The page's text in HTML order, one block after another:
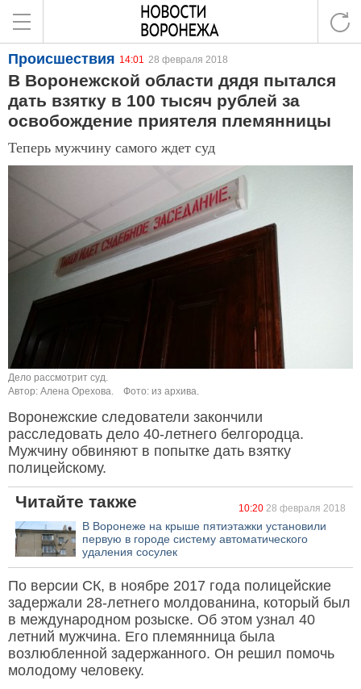
Происшествия 14:01 28 февраля 2018
В Воронежской области дядя пытался
дать взятку в 100 тысяч рублей за
освобождение приятеля племянницы
Теперь мужчину самого ждет суд
Дело рассмотрит суд.
Автор: Алена Орехова.
Фото: из архива.
Воронежские следователи закончили
расследовать дело 40-летнего белгородца.
Мужчину обвиняют в попытке дать взятку
полицейскому.
Читайте также 10:20 28 февраля 2018
В Воронеже на крыше пятиэтажки установили
первую в городе систему автоматического
удаления сосулек
По версии СК, в ноябре 2017 года полицейские
задержали 28-летнего молдованина, который был
в международном розыске. Об этом узнал 40
летний мужчина. Его племянница была
возлюбленной задержанного. Он решил помочь
молодому человеку.